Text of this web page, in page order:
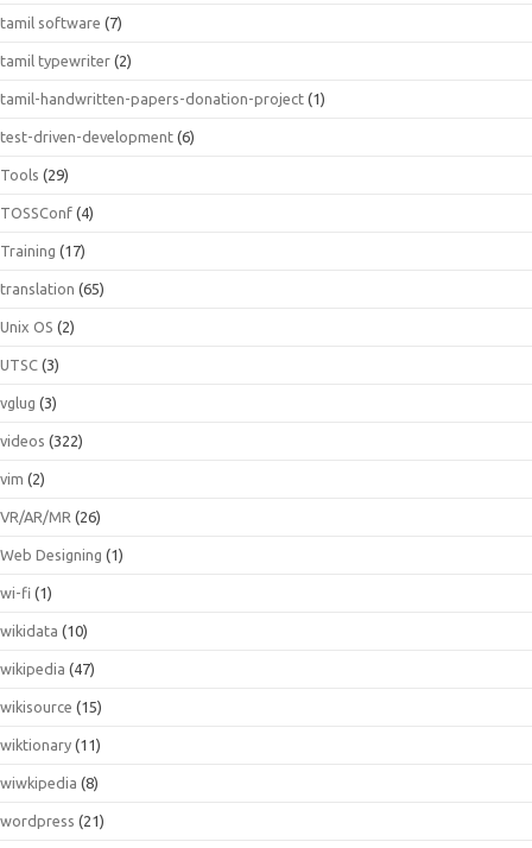
tamil software (7)
tamil typewriter (2)
tamil-handwritten-papers-donation-project (1)
test-driven-development (6)
Tools (29)
TOSSConf (4)
Training (17)
translation (65)
Unix OS (2)
UTSC (3)
vglug (3)
videos (322)
vim (2)
VR/AR/MR (26)
Web Designing (1)
wi-fi (1)
wikidata (10)
wikipedia (47)
wikisource (15)
wiktionary (11)
wiwkipedia (8)
wordpress (21)